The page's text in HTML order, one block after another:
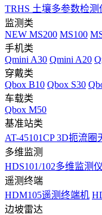
TRHS 土壤多参数检测
监测类
NEW MS200 MS100
手机类
Qmini A30 Qmini A20
穿戴类
Qbox B10 Qbox S30
车载类
Qbox M50
基准站类
AT-45101CP 3D扼流圈
多维监测
HDS101/102多维监测仪
遥测终端
HDM105遥测终端机
边坡雷达